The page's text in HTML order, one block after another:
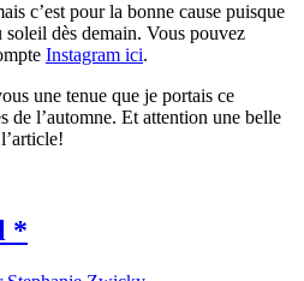
c’est pour la bonne cause puisque
dès demain. Vous pouvez
Instagram ici.
une tenue que je portais ce
de l’automne. Et attention une belle
*